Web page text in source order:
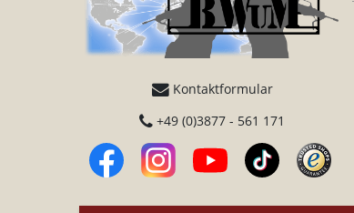
Kontaktformular
+49 (0)3877 - 561 171